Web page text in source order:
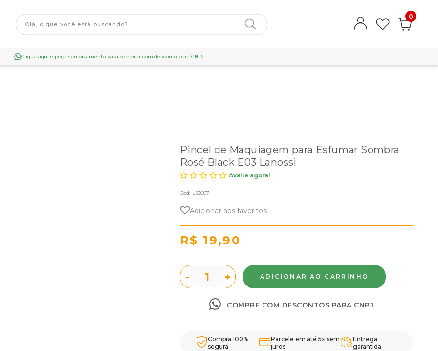
0
Clique aqui e peça seu orçamento para comprar com desconto para CNPJ
Pincel de Maquiagem para Esfumar Sombra
Rosé Black E03 Lanossi
Avalie agora!
Cod: LS3007
Adicionar aos favoritos
R$ 19,90
- +
COMPRE COM DESCONTOS PARA CNPJ
Compra 100%
segura
Parcele em até 5x sem
juros
Entrega
garantida